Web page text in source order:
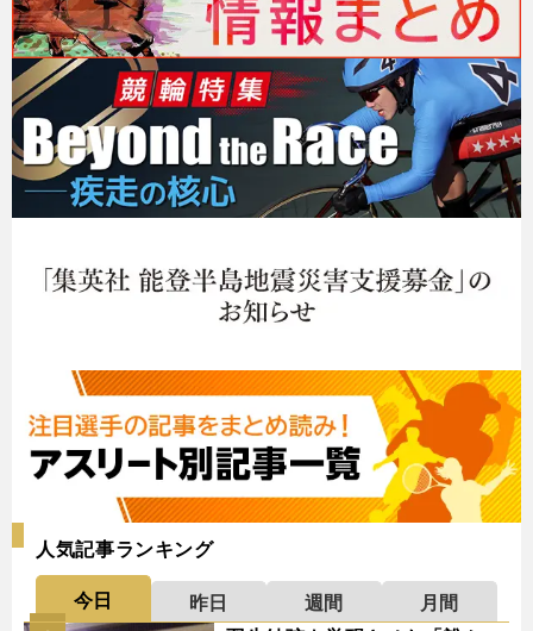
人気記事ランキング
今日 昨日 週間
月間